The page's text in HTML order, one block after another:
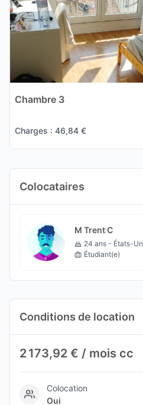
Chambre 3
Charges : 46,84 €
Colocataires
M Trent C
24 ans - États-
Étudiant(e)
Conditions de location
2 173,92 € / mois cc
Colocation
Oui